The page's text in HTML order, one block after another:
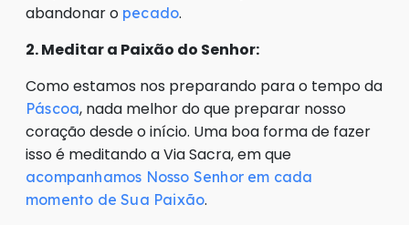
abandonar o pecado.
2. Meditar a Paixão do Senhor:
Como estamos nos preparando para o tempo da
Páscoa, nada melhor do que preparar nosso
coração desde o início. Uma boa forma de fazer
isso é meditando a Via Sacra, em que
acompanhamos Nosso Senhor em cada
momento de Sua Paixão.